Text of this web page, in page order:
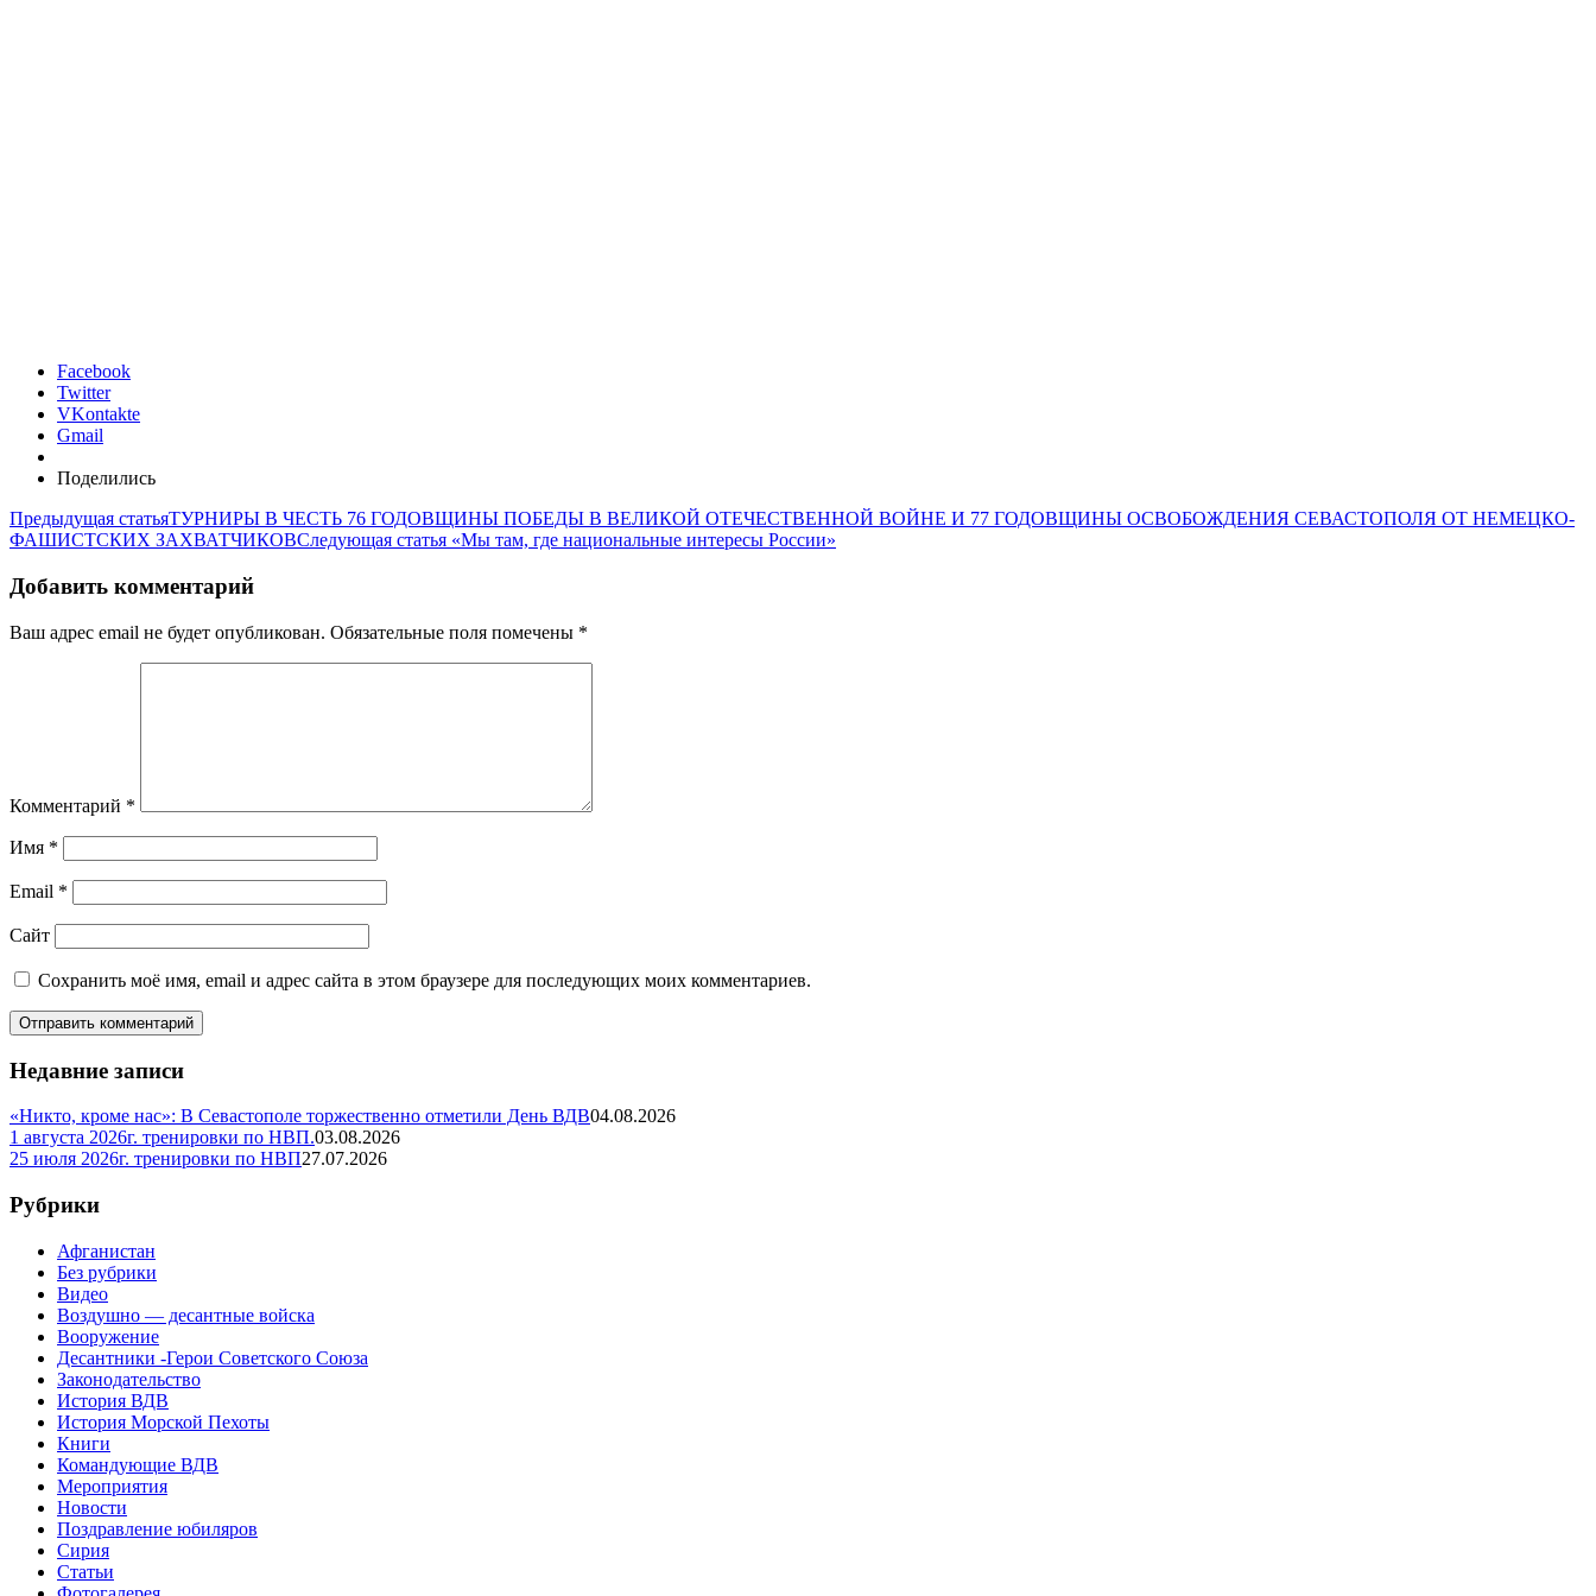
Facebook
Twitter
VKontakte
Gmail
Поделились
Предыдущая статьяТУРНИРЫ В ЧЕСТЬ 76 ГОДОВЩИНЫ ПОБЕДЫ В ВЕЛИКОЙ ОТЕЧЕСТВЕННОЙ ВОЙНЕ И 77 ГОДОВЩИНЫ ОСВОБОЖДЕНИЯ СЕВАСТОПОЛЯ ОТ НЕМЕЦКО-
ФАШИСТСКИХ ЗАХВАТЧИКОВСледующая статья «Мы там, где национальные интересы России»
Добавить комментарий
Ваш адрес email не будет опубликован. Обязательные поля помечены *
Комментарий *
Имя *
Email *
Сайт
Сохранить моё имя, email и адрес сайта в этом браузере для последующих моих комментариев.
Недавние записи
«Никто, кроме нас»: В Севастополе торжественно отметили День ВДВ04.08.2026
1 августа 2026г. тренировки по НВП.03.08.2026
25 июля 2026г. тренировки по НВП27.07.2026
Рубрики
Афганистан
Без рубрики
Видео
Воздушно — десантные войска
Вооружение
Десантники -Герои Советского Союза
Законодательство
История ВДВ
История Морской Пехоты
Книги
Командующие ВДВ
Мероприятия
Новости
Поздравление юбиляров
Сирия
Статьи